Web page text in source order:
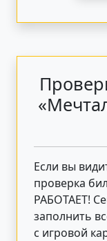
Если вы
проверка
РАБОТАЕТ!
заполнить
с игровой